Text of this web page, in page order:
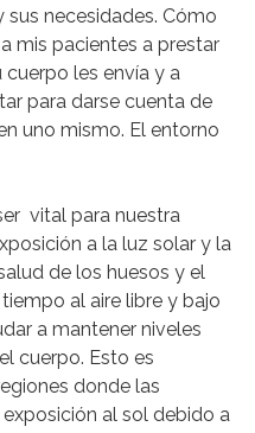
sus necesidades. Cómo
mis pacientes a prestar
cuerpo les envía y a
para darse cuenta de
uno mismo. El entorno
vital para nuestra
a la luz solar y la
de los huesos y el
al aire libre y bajo
a mantener niveles
cuerpo. Esto es
donde las
al sol debido a